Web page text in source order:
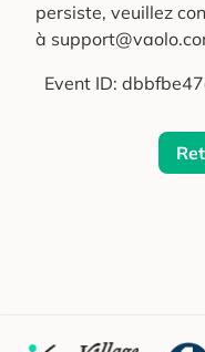
persiste, veuillez
à
Event ID: